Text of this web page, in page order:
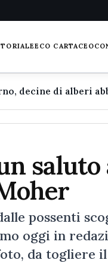
ECO CARTACEO
possenti
oggi in
da togliere